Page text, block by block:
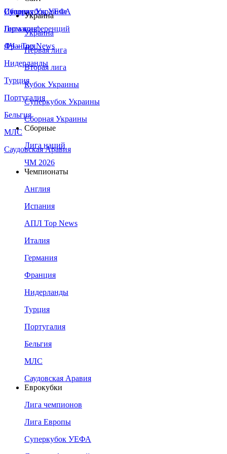
Сборная Украины
Италия
Германия
Франция
Нидерланды
Турция
Португалия
Бельгия
МЛС
Саудовская Аравия
Суперкубок УЕФА
Лига конференций
ЛЧ - Top News
Украина
Украина
Первая лига
Вторая лига
Кубок Украины
Суперкубок Украины
Сборная Украины
Сборные
Лига наций
ЧМ 2026
Чемпионаты
Англия
Испания
АПЛ Top News
Италия
Германия
Франция
Нидерланды
Турция
Португалия
Бельгия
МЛС
Саудовская Аравия
Еврокубки
Лига чемпионов
Лига Европы
Суперкубок УЕФА